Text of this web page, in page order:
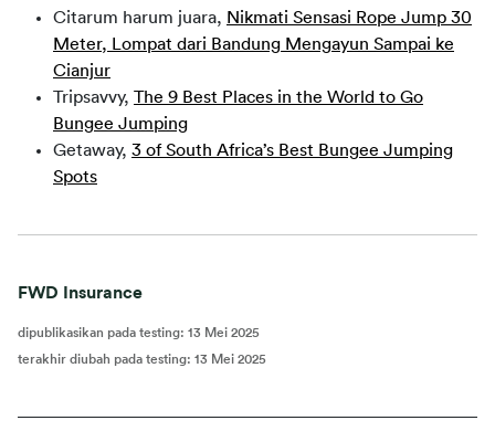
Citarum harum juara, Nikmati Sensasi Rope Jump 30
Meter, Lompat dari Bandung Mengayun Sampai ke
Cianjur
Tripsavvy, The 9 Best Places in the World to Go
Bungee Jumping
Getaway, 3 of South Africa’s Best Bungee Jumping
Spots
FWD Insurance
dipublikasikan pada testing: 13 Mei 2025
terakhir diubah pada testing: 13 Mei 2025